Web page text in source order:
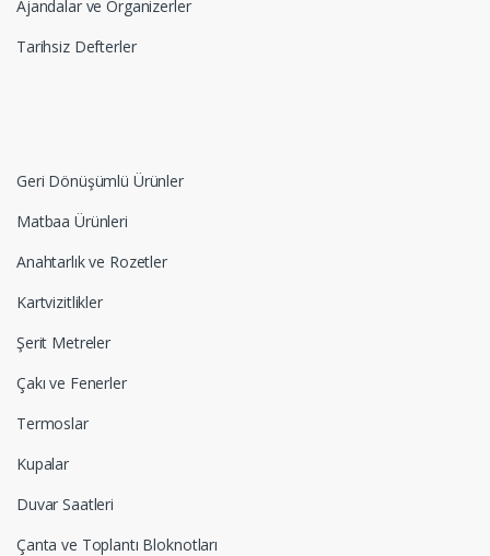
Ajandalar ve Organizerler
Tarihsiz Defterler
Geri Dönüşümlü Ürünler
Matbaa Ürünleri
Anahtarlık ve Rozetler
Kartvizitlikler
Şerit Metreler
Çakı ve Fenerler
Termoslar
Kupalar
Duvar Saatleri
Çanta ve Toplantı Bloknotları